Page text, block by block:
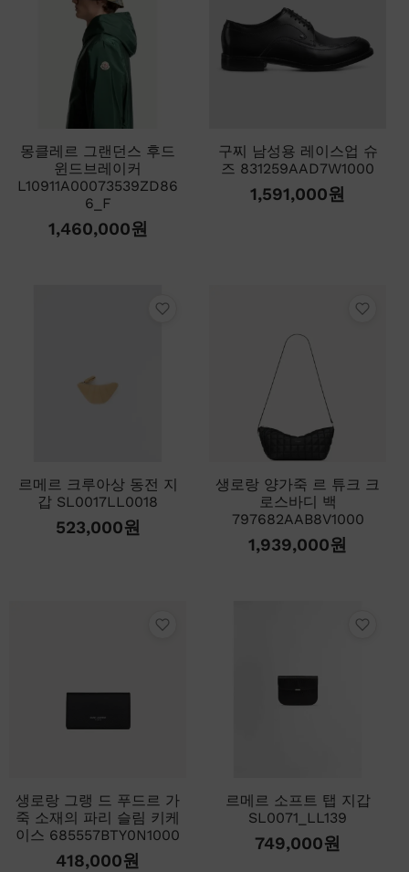
몽클레르 그랜던스 후드
윈드브레이커
L10911A00073539ZD86
6_F
1,460,000원
구찌 남성용 레이스업 슈
즈 831259AAD7W1000
1,591,000원
르메르 크루아상 동전 지
갑 SL0017LL0018
523,000원
생로랑 양가죽 르 튜크 크
로스바디 백
797682AAB8V1000
1,939,000원
생로랑 그랭 드 푸드르 가
죽 소재의 파리 슬림 키케
이스 685557BTY0N1000
418,000원
르메르 소프트 탭 지갑
SL0071_LL139
749,000원